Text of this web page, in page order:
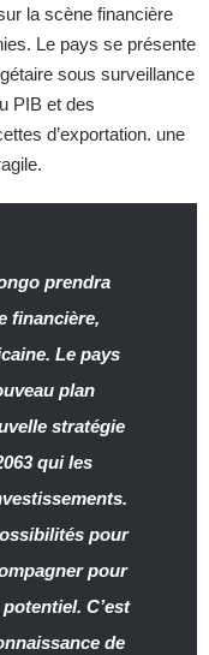
la scène financière
Le pays se présente
sous surveillance
PIB et des
d’exportation. une
prendra
financière,
Le pays
plan
stratégie
qui les
pour
pour
C’est
de